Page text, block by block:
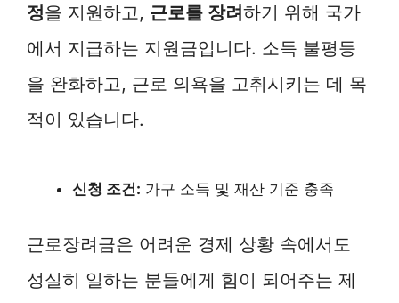
정을 지원하고, 근로를 장려하기 위해 국가
에서 지급하는 지원금입니다. 소득 불평등
을 완화하고, 근로 의욕을 고취시키는 데 목
적이 있습니다.
신청 조건: 가구 소득 및 재산 기준 충족
근로장려금은 어려운 경제 상황 속에서도
성실히 일하는 분들에게 힘이 되어주는 제